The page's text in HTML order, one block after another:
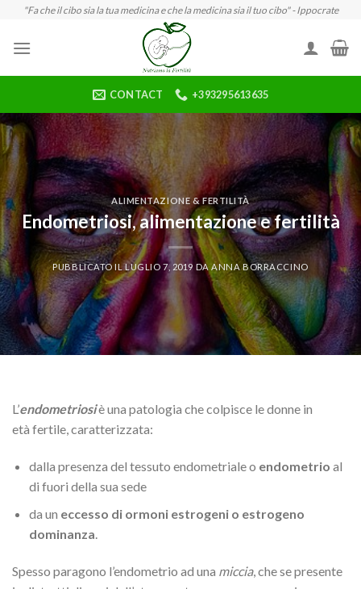
content
"Fa che il cibo sia la tua medicina e che la medicina sia il tuo cibo" - Ippocrate
CONTACT +393295613635
ALIMENTAZIONE & FERTILITÀ
Endometriosi, alimentazione e fertilità
PUBBLICATO ILLUGLIO 7, 2019 DAANNA BORRACCINO
L’endometriosiè una patologia che colpisce le donne in
età fertile, caratterizzata:
dalla presenza del tessuto endometriale o endometrio al
di fuori della sua sede
da un eccesso di ormoni estrogeni o estrogeno
dominanza.
Spesso paragono l’endometrio ad una miccia, che se presente